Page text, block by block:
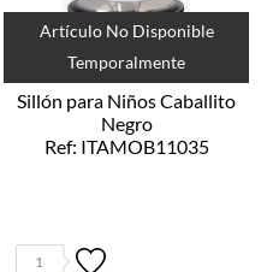
Artículo No Disponible
Temporalmente
Sillón para Niños Caballito
Negro
Ref: ITAMOB11035
1